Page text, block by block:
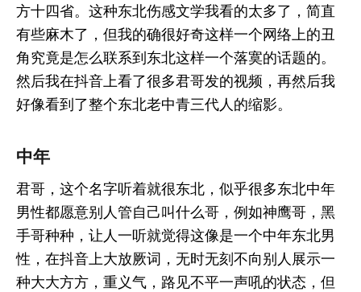
方十四省。这种东北伤感文学我看的太多了，简直
有些麻木了，但我的确很好奇这样一个网络上的丑
角究竟是怎么联系到东北这样一个落寞的话题的。
然后我在抖音上看了很多君哥发的视频，再然后我
好像看到了整个东北老中青三代人的缩影。
中年
君哥，这个名字听着就很东北，似乎很多东北中年
男性都愿意别人管自己叫什么哥，例如神鹰哥，黑
手哥种种，让人一听就觉得这像是一个中年东北男
性，在抖音上大放厥词，无时无刻不向别人展示一
种大大方方，重义气，路见不平一声吼的状态，但